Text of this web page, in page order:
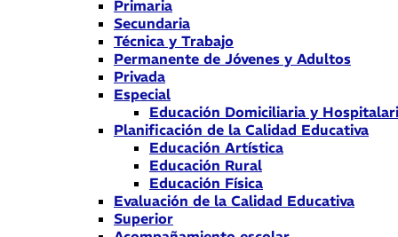
Primaria
Secundaria
Técnica y Trabajo
Permanente de Jóvenes y Adultos
Privada
Especial
Educación Domiciliaria y
Planificación de la Calidad Educativa
Educación Artística
Educación Rural
Educación Física
Evaluación de la Calidad Educativa
Superior